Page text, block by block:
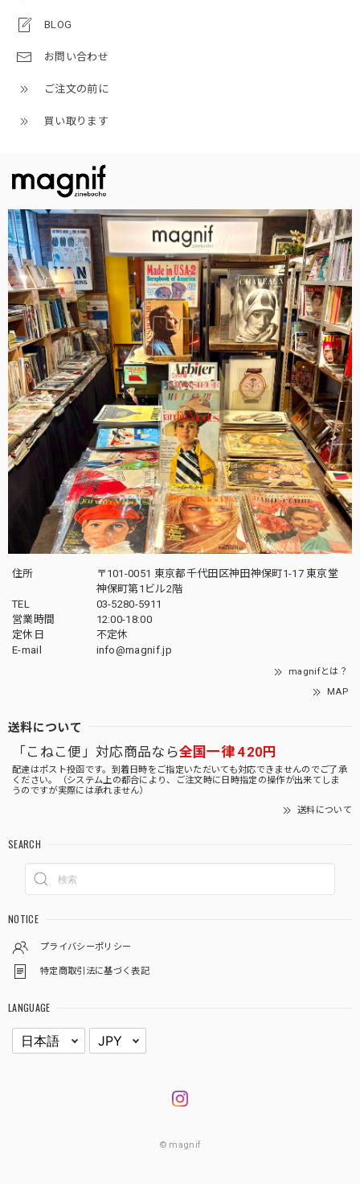
BLOG
お問い合わせ
ご注文の前に
買い取ります
住所
〒101-0051 東京都千代田区神田神保町1-17 東京堂
神保町第1ビル2階
TEL
03-5280-5911
営業時間
12:00-18:00
定休日
不定休
E-mail
info@magnif.jp
magnifとは？
MAP
送料について
「こねこ便」対応商品なら全国一律 420円
配達はポスト投函です。到着日時をご指定いただいても対応できませんのでご了承
ください。（システム上の都合により、ご注文時に日時指定の操作が出来てしま
うのですが実際には承れません）
送料について
SEARCH
NOTICE
プライバシーポリシー
特定商取引法に基づく表記
LANGUAGE
© magnif